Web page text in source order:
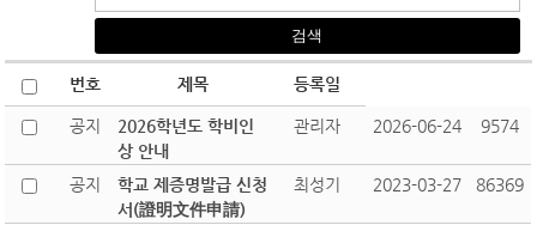
번호 제목 등록일
공지
2026학년도 학비인
상 안내
관리자 2026-06-24 9574
공지
학교 제증명발급 신청
서(證明文件申請)
최성기 2023-03-27 86369